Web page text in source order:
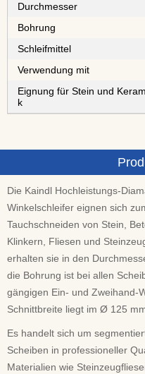
Durchmesser
Bohrung
Schleifmittel
Verwendung mit
Eignung für Stein und
k
Die Kaindl Hochleistungs-
Winkelschleifer eignen sich
Tauchschneiden von Stein,
Klinkern, Fliesen und
erhalten sie in den
die Bohrung ist bei allen
gängigen Ein- und Zweihand-
Schnittbreite liegt im Ø 125
Es handelt sich um
Scheiben in professioneller
Materialien wie